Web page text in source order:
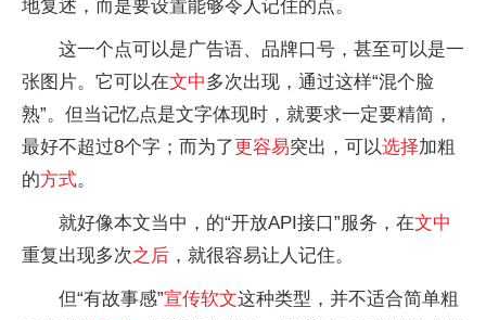
地复述，而是要设置能够令人记住的点。
这一个点可以是广告语、品牌口号，甚至可以是一
张图片。它可以在文中多次出现，通过这样“混个脸
熟”。但当记忆点是文字体现时，就要求一定要精简，
最好不超过8个字；而为了更容易突出，可以选择加粗
的方式。
就好像本文当中，的“开放API接口”服务，在文中
重复出现多次之后 ，就很容易让人记住。
但“有故事感”宣传软文这种类型，并不适合简单粗